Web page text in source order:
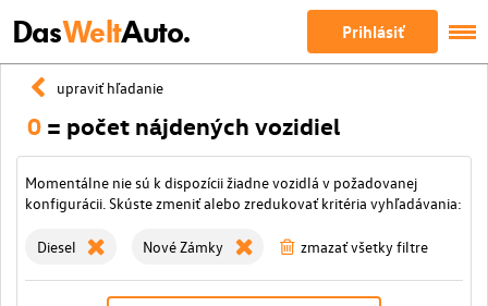
DasWeltAuto. Prihlásiť
upraviť hľadanie
0 = počet nájdených vozidiel
Momentálne nie sú k dispozícii žiadne vozidlá v požadovanej
konfigurácii. Skúste zmeniť alebo zredukovať kritéria vyhľadávania:
Diesel Nové Zámky zmazať všetky filtre